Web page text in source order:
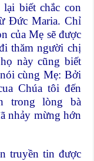
biết chắc con
Đức Maria. Chỉ
của Mẹ sẽ được
thăm người chị
này cũng biết
cùng Mẹ: Bởi
Chúa tôi đến
trong lòng bà
nhảy mừng hớn
truyền tin được